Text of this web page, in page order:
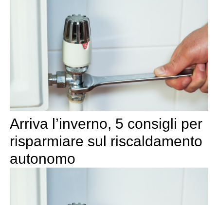
Arriva l’inverno, 5 consigli per
risparmiare sul riscaldamento
autonomo